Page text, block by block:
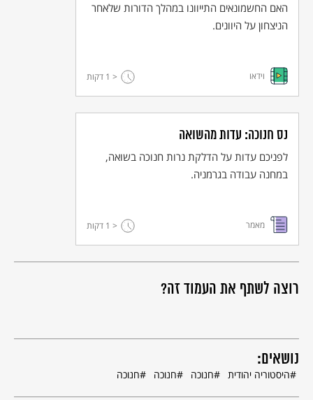
רוצה לשתף את העמוד זה?
האם החשמונאים התייוונו במהלך הדורות שלאחר
הניצחון על היוונים.
וידאו < 1 דקות
נס חנוכה: עדות מהשואה
לפניכם עדות על הדלקת נרות חנוכה בשואה,
במחנה עבודה בגרמניה.
מאמר < 1 דקות
נושאים:
היסטוריה יהודית חנוכה חנוכה חנוכה